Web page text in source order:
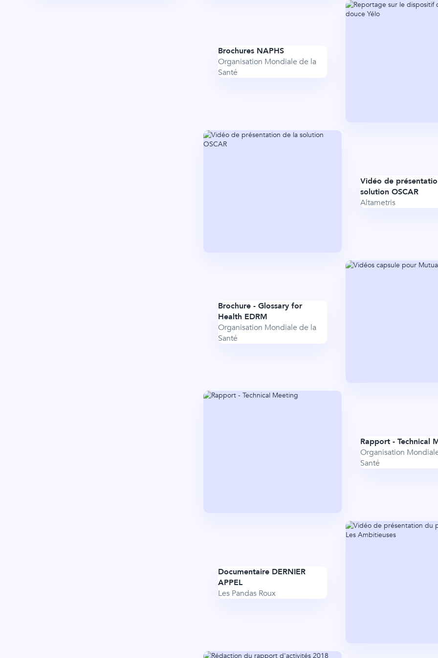
Brochures NAPHS
Organisation Mondiale de la
Santé
Vidéo de
solution OSCAR
Altametris
Brochure - Glossary for
Health EDRM
Organisation Mondiale de la
Santé
Rapport - Technical
Organisation
Santé
Documentaire DERNIER
APPEL
Les Pandas Roux